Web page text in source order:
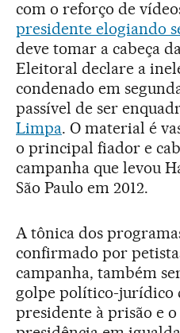
com o reforço de
presidente elogiando
deve tomar a cabeça
Eleitoral declare a
condenado em
passível de ser
Limpa. O material é
o principal fiador e
campanha que levou
São Paulo em 2012.
A tônica dos
confirmado por
campanha, também
golpe político-jurídico
presidente à prisão e